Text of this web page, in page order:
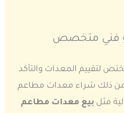
أو فني متخصص
لتقييم المعدات والتأكد
ذلك شراء معدات مطاعم
مثل بيع معدات مطاعم